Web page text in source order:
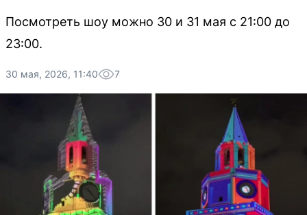
Посмотреть шоу можно 30 и 31 мая с 21:00 до
23:00.
30 мая, 2026, 11:40 7